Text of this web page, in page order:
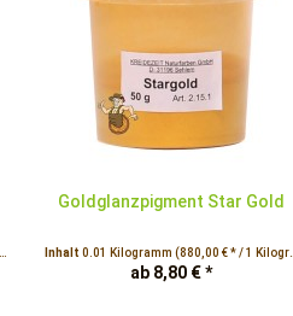
Goldglanzpigment Star Gold
Inhalt 0.01 Kilogramm (880,00 € * / 1 Kilogramm)
ab 8,80 € *